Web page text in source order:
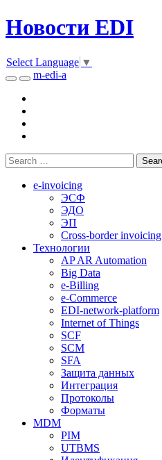
Новости EDI
Select Language ▼
m-edi-a
e-invoicing
ЭСФ
ЭДО
ЭП
Cross-border invoicing
Технологии
AP AR Automation
Big Data
e-Billing
e-Commerce
EDI-network-platform
Internet of Things
SCF
SCM
SFA
Защита данных
Интеграция
Протоколы
Форматы
MDM
PIM
UTBMS